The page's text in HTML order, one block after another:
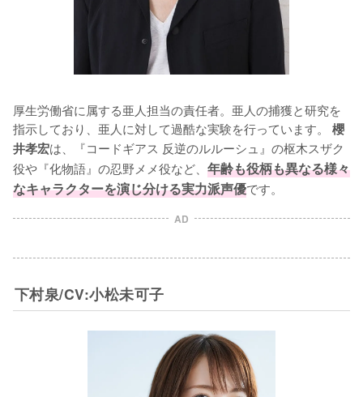
厚生労働省に属する亜人担当の責任者。亜人の捕獲と研究を
指示しており、亜人に対して過酷な実験を行っています。
櫻
井孝宏は、『コードギアス 反逆のルルーシュ』の枢木スザク
役や『化物語』の忍野メメ役など、 年齢も役柄も異なる様々
なキャラクターを演じ分ける実力派声優です。
AD
下村泉/CV:小松未可子